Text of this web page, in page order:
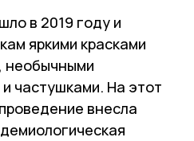
в 2019 году и
яркими красками
необычными
частушками. На этот
внесла